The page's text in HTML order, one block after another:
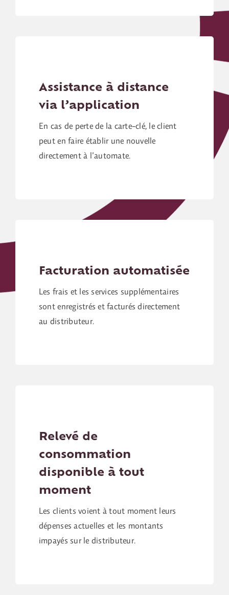
Assistance à distance
via l’application
En cas de perte de la carte-clé, le client
peut en faire établir une nouvelle
directement à l’automate.
Facturation automatisée
Les frais et les services supplémentaires
sont enregistrés et facturés directement
au distributeur.
Relevé de
consommation
disponible à tout
moment
Les clients voient à tout moment leurs
dépenses actuelles et les montants
impayés sur le distributeur.